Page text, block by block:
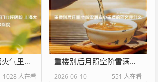
藏在上海宝山烟火气里的家门口好医院 上海大场医院是几级医院
1028 人在看
重楼别后月照空阶雪满衣中重楼的别名是什么
2026-06-10 551 人在看